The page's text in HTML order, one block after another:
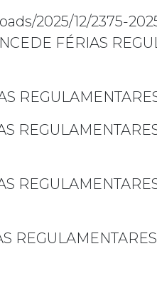
2025/12/2375-
FÉRIAS